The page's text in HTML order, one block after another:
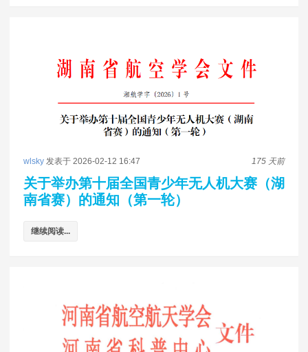
175 天前
wlsky 发表于 2026-02-12 16:47
关于举办第十届全国青少年无人机大赛（湖
南省赛）的通知（第一轮）
继续阅读...